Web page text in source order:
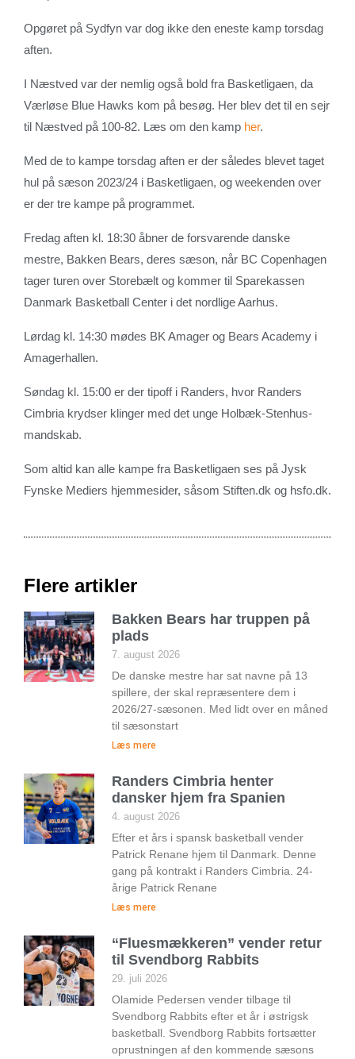
Opgøret på Sydfyn var dog ikke den eneste kamp torsdag
aften.
I Næstved var der nemlig også bold fra Basketligaen, da
Værløse Blue Hawks kom på besøg. Her blev det til en sejr
til Næstved på 100-82. Læs om den kamp her.
Med de to kampe torsdag aften er der således blevet taget
hul på sæson 2023/24 i Basketligaen, og weekenden over
er der tre kampe på programmet.
Fredag aften kl. 18:30 åbner de forsvarende danske
mestre, Bakken Bears, deres sæson, når BC Copenhagen
tager turen over Storebælt og kommer til Sparekassen
Danmark Basketball Center i det nordlige Aarhus.
Lørdag kl. 14:30 mødes BK Amager og Bears Academy i
Amagerhallen.
Søndag kl. 15:00 er der tipoff i Randers, hvor Randers
Cimbria krydser klinger med det unge Holbæk-Stenhus-
mandskab.
Som altid kan alle kampe fra Basketligaen ses på Jysk
Fynske Mediers hjemmesider, såsom Stiften.dk og hsfo.dk.
Flere artikler
Bakken Bears har truppen på
plads
7. august 2026
De danske mestre har sat navne på 13
spillere, der skal repræsentere dem i
2026/27-sæsonen. Med lidt over en måned
til sæsonstart
Læs mere
Randers Cimbria henter
dansker hjem fra Spanien
4. august 2026
Efter et års i spansk basketball vender
Patrick Renane hjem til Danmark. Denne
gang på kontrakt i Randers Cimbria. 24-
årige Patrick Renane
Læs mere
“Fluesmækkeren” vender retur
til Svendborg Rabbits
29. juli 2026
Olamide Pedersen vender tilbage til
Svendborg Rabbits efter et år i østrigsk
basketball. Svendborg Rabbits fortsætter
oprustningen af den kommende sæsons